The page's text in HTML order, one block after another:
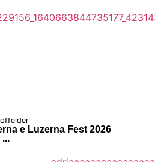
e Luzerna Fest 2026